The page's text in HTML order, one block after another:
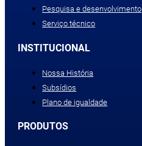
Pesquisa e desenvolvimento
Serviço técnico
INSTITUCIONAL
Nossa História
Subsídios
Plano de igualdade
PRODUTOS